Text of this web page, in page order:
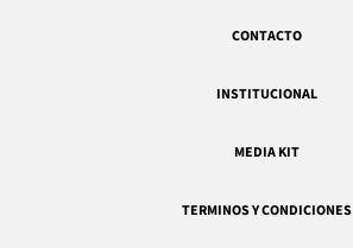
CONTACTO
INSTITUCIONAL
MEDIA KIT
TERMINOS Y CONDICIONES